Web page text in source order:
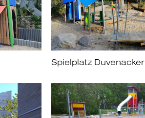
Spielplatz Duvenacker